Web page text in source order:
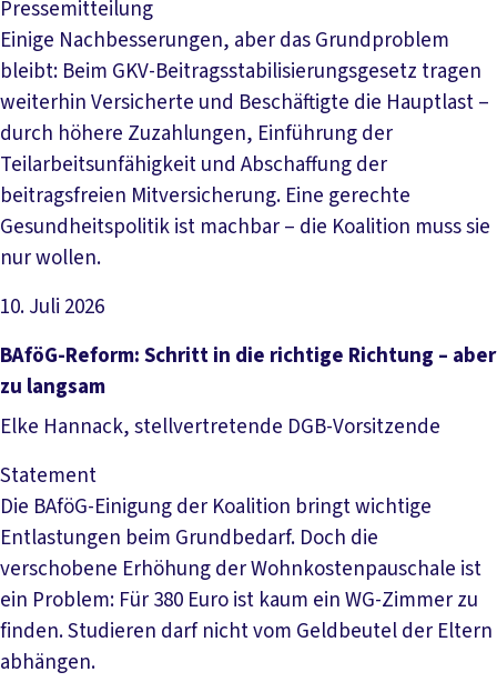
Pressemitteilung
Einige Nachbesserungen, aber das Grundproblem
bleibt: Beim GKV-Beitragsstabilisierungsgesetz tragen
weiterhin Versicherte und Beschäftigte die Hauptlast –
durch höhere Zuzahlungen, Einführung der
Teilarbeitsunfähigkeit und Abschaffung der
beitragsfreien Mitversicherung. Eine gerechte
Gesundheitspolitik ist machbar – die Koalition muss sie
nur wollen.
10. Juli 2026
Artikel lesen
BAföG-Reform: Schritt in die richtige Richtung – aber
zu langsam
Elke Hannack, stellvertretende DGB-Vorsitzende
Statement
Die BAföG-Einigung der Koalition bringt wichtige
Entlastungen beim Grundbedarf. Doch die
verschobene Erhöhung der Wohnkostenpauschale ist
ein Problem: Für 380 Euro ist kaum ein WG-Zimmer zu
finden. Studieren darf nicht vom Geldbeutel der Eltern
abhängen.